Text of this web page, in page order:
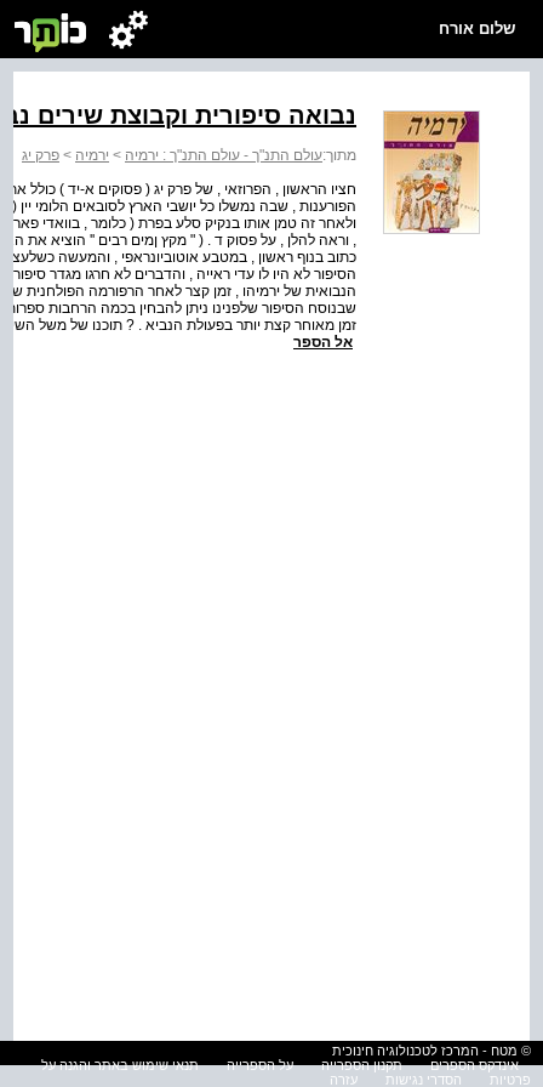
שלום אורח
נבואה סיפורית וקבוצת שירים
מתוך:עולם התנ"ך - עולם התנ"ך : ירמיה > ירמיה > פרק יג
חציו הראשון , הפרוזאי , של פרק יג ( פסוקים א-יד ) כולל
הפורענות , שבה נמשלו כל יושבי הארץ לסובאים הלומי יין
ולאחר זה טמן אותו בנקיק סלע בפרת ( כלומר , בוואדי
, וראה להלן , על פסוק ד . ( " מקץ ןמים רבים '' הוציא את
כתוב בנוף ראשון , במטבע אוטוביונראפי , והמעשה
הסיפור לא היו לו עדי ראייה , והדברים לא חרגו מגדר
הנבואית של ירמיהו , זמן קצר לאחר הרפורמה הפולחנית
שבנוסח הסיפור שלפנינו ניתן להבחין בכמה הרחבות
זמן מאוחר קצת יותר בפעולת הנביא . ? תוכנו של משל
אל הספר
© מטח - המרכז לטכנולוגיה חינוכית
אינדקס הספרים
תקנון הספרייה על הספרייה
תנאי שימוש באתר והגנה על
פרטיות
הסדרי נגישות עזרה